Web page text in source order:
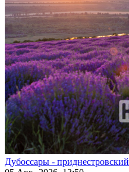
Дубоссары -